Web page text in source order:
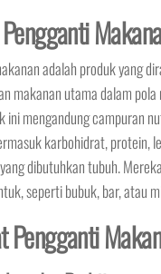
adalah produk yang
makanan utama dalam
ini mengandung campuran
karbohidrat, protein,
dibutuhkan tubuh.
seperti bubuk, bar, atau
Pengganti